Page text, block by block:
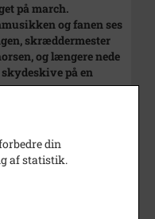
på march.
og fanen ses
skræddermester
og længere nede
skydeskive på en
affotografering
din
af statistik.